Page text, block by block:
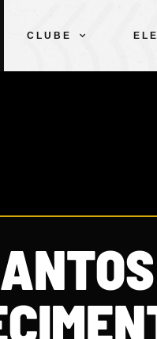
CLUBE